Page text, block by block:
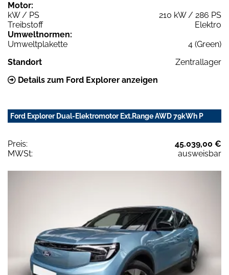
Motor:
kW / PS
210 kW / 286 PS
Treibstoff
Elektro
Umweltnormen:
Umweltplakette
4 (Green)
Standort
Zentrallager
Details zum Ford Explorer anzeigen
Ford Explorer Dual-Elektromotor Ext.Range AWD 79kWh P
Preis:
45.039,00 €
MWSt:
ausweisbar